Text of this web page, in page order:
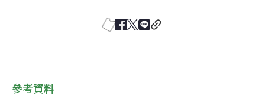
參考資料